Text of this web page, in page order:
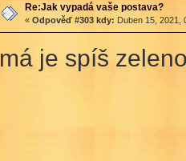
Re:Jak vypadá vaše postava?
« Odpověď #303 kdy: Duben 15, 2021,
má je spíš